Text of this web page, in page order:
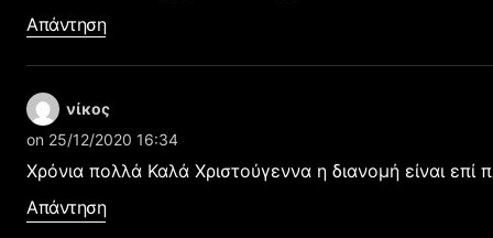
Απάντηση
νίκος
on 25/12/2020 16:34
Χρόνια πολλά Καλά Χριστούγεννα η διανομή είναι
Απάντηση